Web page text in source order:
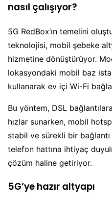
nasıl çalışıyor?
5G RedBox’ın temelini
teknolojisi, mobil şebeke
hizmetine dönüştürüyor.
lokasyondaki mobil baz
kullanarak ev içi Wi-Fi
Bu yöntem, DSL
hızlar sunarken, mobil
stabil ve sürekli bir bağlantı
telefon hattına ihtiyaç
çözüm haline getiriyor.
5G’ye hazır altyapı